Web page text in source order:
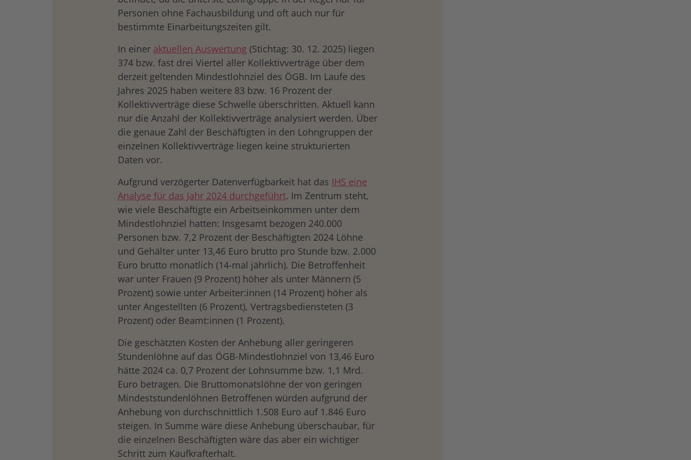
Personen ohne Fachausbildung und oft auch nur für
bestimmte Einarbeitungszeiten gilt.
In einer aktuellen Auswertung (Stichtag: 30. 12. 2025) liegen
374 bzw. fast drei Viertel aller Kollektivverträge über dem
derzeit geltenden Mindestlohnziel des ÖGB. Im Laufe des
Jahres 2025 haben weitere 83 bzw. 16 Prozent der
Kollektivverträge diese Schwelle überschritten. Aktuell kann
nur die Anzahl der Kollektivverträge analysiert werden. Über
die genaue Zahl der Beschäftigten in den Lohngruppen der
einzelnen Kollektivverträge liegen keine strukturierten
Daten vor.
Aufgrund verzögerter Datenverfügbarkeit hat das IHS eine
Analyse für das Jahr 2024 durchgeführt. Im Zentrum steht,
wie viele Beschäftigte ein Arbeitseinkommen unter dem
Mindestlohnziel hatten: Insgesamt bezogen 240.000
Personen bzw. 7,2 Prozent der Beschäftigten 2024 Löhne
und Gehälter unter 13,46 Euro brutto pro Stunde bzw. 2.000
Euro brutto monatlich (14-mal jährlich). Die Betroffenheit
war unter Frauen (9 Prozent) höher als unter Männern (5
Prozent) sowie unter Arbeiter:innen (14 Prozent) höher als
unter Angestellten (6 Prozent), Vertragsbediensteten (3
Prozent) oder Beamt:innen (1 Prozent).
Die geschätzten Kosten der Anhebung aller geringeren
Stundenlöhne auf das ÖGB-Mindestlohnziel von 13,46 Euro
hätte 2024 ca. 0,7 Prozent der Lohnsumme bzw. 1,1 Mrd.
Euro betragen. Die Bruttomonatslöhne der von geringen
Mindeststundenlöhnen Betroffenen würden aufgrund der
Anhebung von durchschnittlich 1.508 Euro auf 1.846 Euro
steigen. In Summe wäre diese Anhebung überschaubar, für
die einzelnen Beschäftigten wäre das aber ein wichtiger
Schritt zum Kaufkrafterhalt.